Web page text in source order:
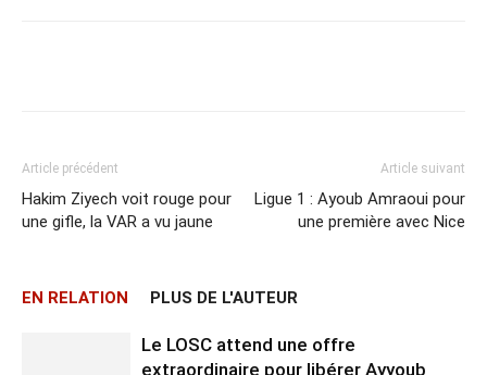
Article précédent
Hakim Ziyech voit rouge pour
une gifle, la VAR a vu jaune
Article suivant
Ligue 1 : Ayoub Amraoui pour
une première avec Nice
EN RELATION PLUS DE L'AUTEUR
Le LOSC attend une offre
extraordinaire pour libérer Ayyoub